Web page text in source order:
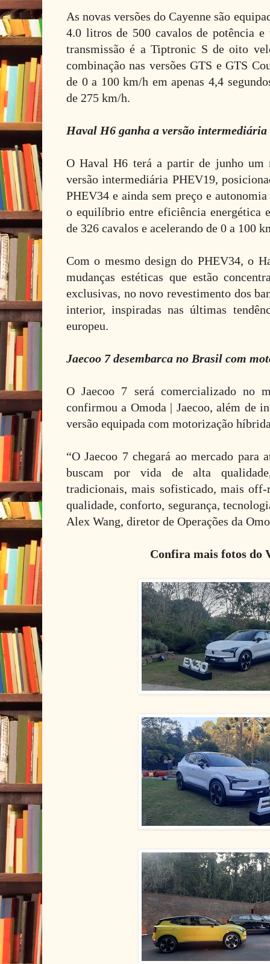
As novas versões do Cayenne são
4.0 litros de 500 cavalos de potência
transmissão é a Tiptronic S de oito
combinação nas versões GTS e GTS
de 0 a 100 km/h em apenas 4,4
de 275 km/h.
Haval H6 ganha a versão
O Haval H6 terá a partir de junho um
versão intermediária PHEV19,
PHEV34 e ainda sem preço e
o equilíbrio entre eficiência energética
de 326 cavalos e acelerando de 0 a 100
Com o mesmo design do PHEV34, o
mudanças estéticas que estão
exclusivas, no novo revestimento dos
interior, inspiradas nas últimas
europeu.
Jaecoo 7 desembarca no Brasil com
O Jaecoo 7 será comercializado no
confirmou a Omoda | Jaecoo, além de
versão equipada com motorização
“O Jaecoo 7 chegará ao mercado para
buscam por vida de alta
tradicionais, mais sofisticado, mais
qualidade, conforto, segurança,
Alex Wang, diretor de Operações da
Confira mais fotos do